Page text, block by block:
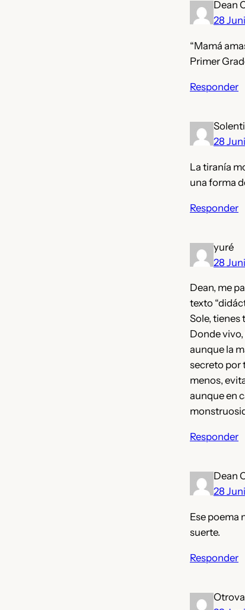
Dean
28
“Mamá
Primer
Responder
28
La tiranía
una forma
Responder
yuré
28
Dean, me
texto
Sole, tienes
Donde
aunque la
secreto por
menos,
aunque en
Responder
Dean
28
Ese poema
suerte.
Responder